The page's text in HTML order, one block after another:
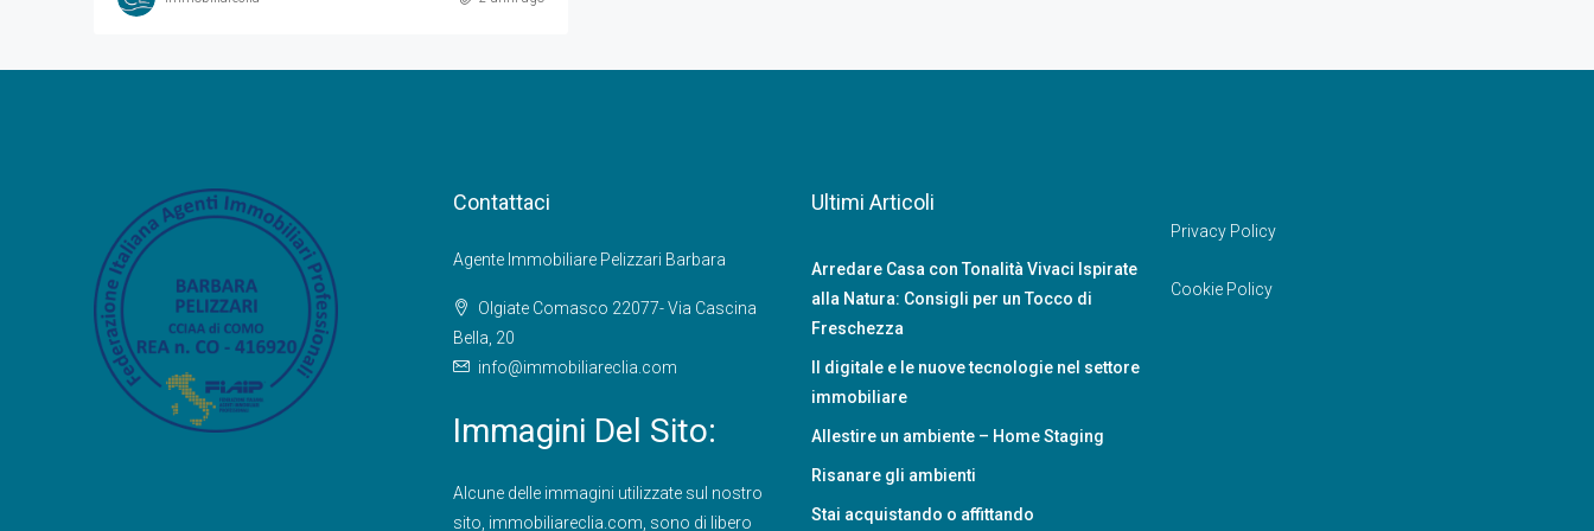
Contattaci
Agente Immobiliare Pelizzari Barbara
Olgiate Comasco 22077- Via Cascina
Bella, 20
info@immobiliareclia.com
Immagini Del Sito:
Alcune delle immagini utilizzate sul nostro
sito, immobiliareclia.com , sono di libero
Ultimi Articoli
Arredare Casa con Tonalità Vivaci Ispirate
alla Natura: Consigli per un Tocco di
Freschezza
Il digitale e le nuove tecnologie nel settore
immobiliare
Allestire un ambiente – Home Staging
Risanare gli ambienti
Stai acquistando o affittando
Privacy Policy
Cookie Policy